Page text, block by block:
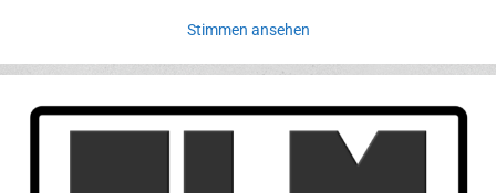
Stimmen ansehen